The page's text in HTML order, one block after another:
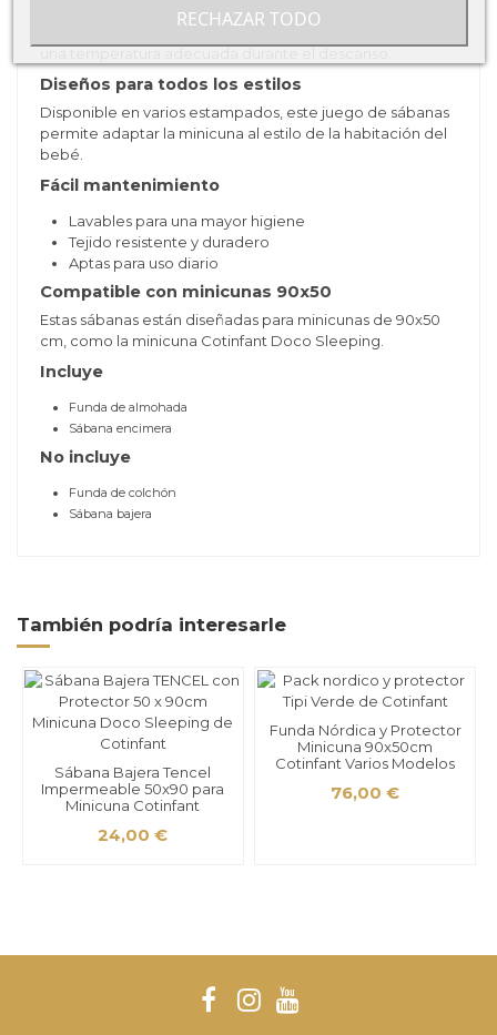
Fabricadas con materiales de alta calidad, estas sábanas
Diseños para todos los estilos
Disponible en varios estampados, este juego de sábanas
permite adaptar la minicuna al estilo de la habitación del
bebé.
Fácil mantenimiento
Lavables para una mayor higiene
Tejido resistente y duradero
Aptas para uso diario
Compatible con minicunas 90x50
Estas sábanas están diseñadas para minicunas de 90x50
cm, como la minicuna Cotinfant Doco Sleeping.
Incluye
Funda de almohada
Sábana encimera
No incluye
Funda de colchón
Sábana bajera
También podría interesarle
Sábana Bajera Tencel
Impermeable 50x90 para
Minicuna Cotinfant
24,00 €
Funda Nórdica y Protector
Minicuna 90x50cm
Cotinfant Varios Modelos
76,00 €
RECHAZAR TODO